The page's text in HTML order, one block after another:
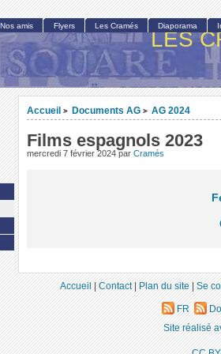
LES
Accueil > Documents AG > AG 2024
Films espagnols 2023
mercredi 7 février 2024 par Cramés
Nos amis Flyers Les Cramés Diaporama
Accueil|Contact|Plan du site|Se
FR
Site réalisé